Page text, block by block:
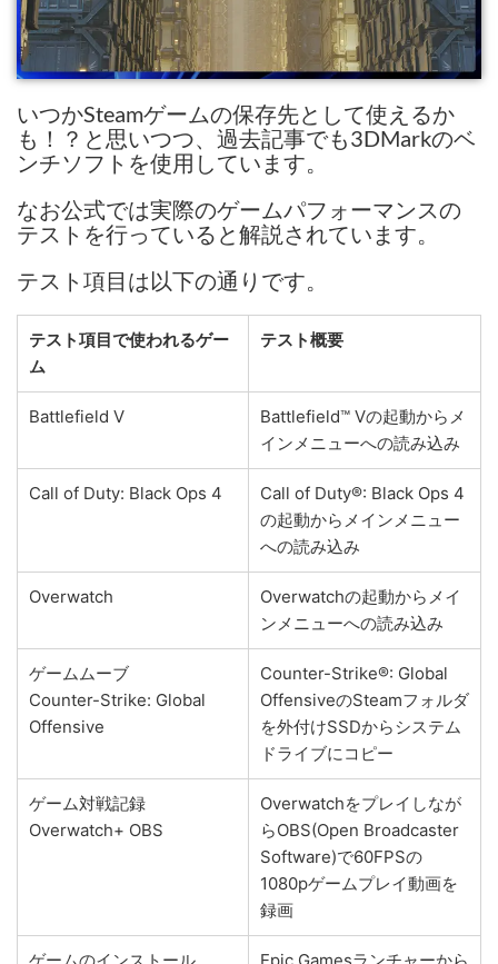
いつかSteamゲームの保存先として使えるか
も！？と思いつつ、過去記事でも3DMarkのベ
ンチソフトを使用しています。
なお公式では実際のゲームパフォーマンスの
テストを行っていると解説されています。
テスト項目は以下の通りです。
テスト項目で使われるゲー
ム
テスト概要
Battlefield V
Battlefield™ Vの起動からメ
インメニューへの読み込み
Call of Duty: Black Ops 4
Call of Duty®: Black Ops 4
の起動からメインメニュー
への読み込み
Overwatch
Overwatchの起動からメイ
ンメニューへの読み込み
ゲームムーブ
Counter-Strike: Global
Offensive
Counter-Strike®: Global
OffensiveのSteamフォルダ
を外付けSSDからシステム
ドライブにコピー
ゲーム対戦記録
Overwatch+ OBS
Overwatchをプレイしなが
らOBS(Open Broadcaster
Software)で60FPSの
1080pゲームプレイ動画を
録画